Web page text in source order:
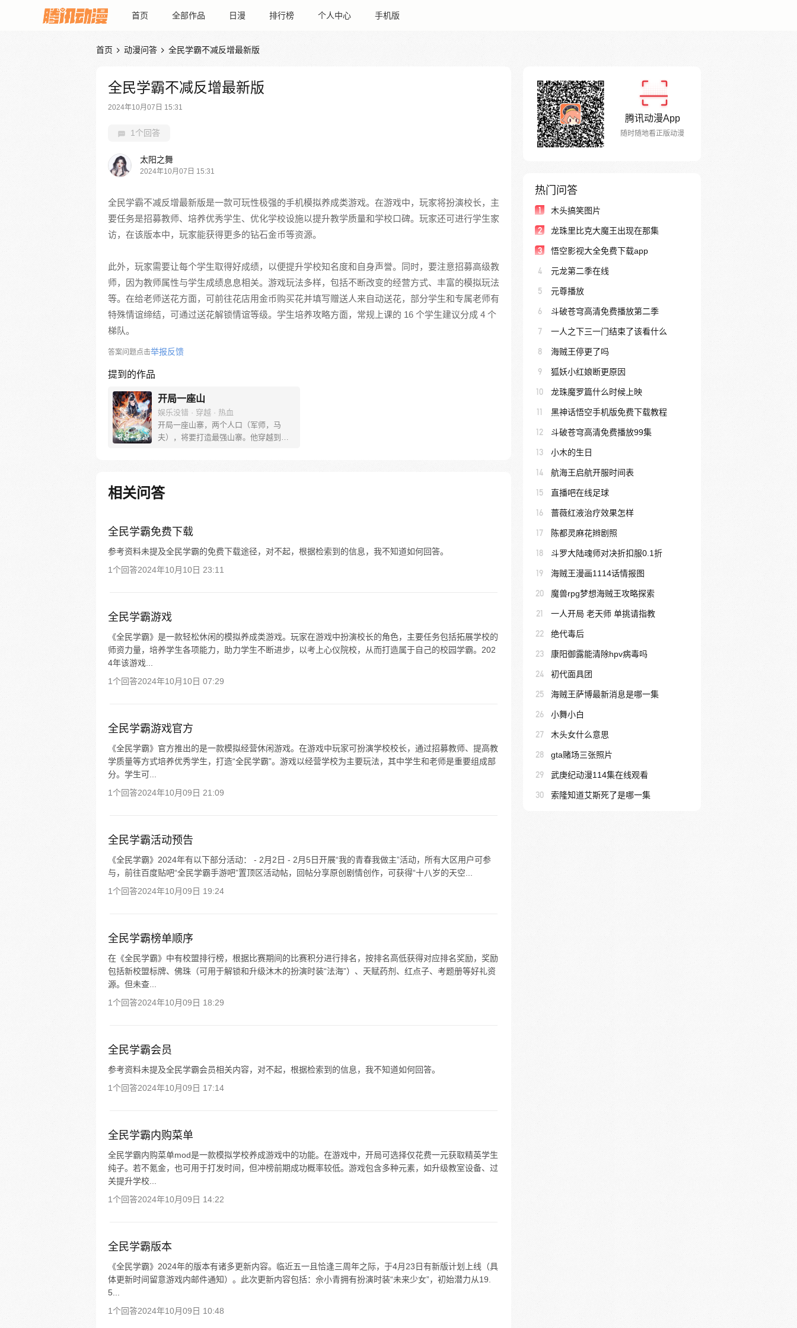
首页 全部作品 日漫 排行榜 个人中心 手机版
首页  动漫问答  全民学霸不减反增最新版
全民学霸不减反增最新版
2024年10月07日 15:31
1个回答
太阳之舞
2024年10月07日 15:31
全民学霸不减反增最新版是一款可玩性极强的手机模拟养成类游戏。在游戏中，玩家将扮演校长，主
要任务是招募教师、培养优秀学生、优化学校设施以提升教学质量和学校口碑。玩家还可进行学生家
访，在该版本中，玩家能获得更多的钻石金币等资源。
此外，玩家需要让每个学生取得好成绩，以便提升学校知名度和自身声誉。同时，要注意招募高级教
师，因为教师属性与学生成绩息息相关。游戏玩法多样，包括不断改变的经营方式、丰富的模拟玩法
等。在给老师送花方面，可前往花店用金币购买花并填写赠送人来自动送花，部分学生和专属老师有
特殊情谊缔结，可通过送花解锁情谊等级。学生培养攻略方面，常规上课的 16 个学生建议分成 4 个
梯队。
答案问题点击举报反馈
提到的作品
开局一座山
娱乐没错 · 穿越 · 热血
开局一座山寨，两个人口（军师，马
夫），将要打造最强山寨。他穿越到乱
血，交锋世上英雄，搏一个名震古今，
问一声：王侯将相，宁有种乎！
相关问答
全民学霸免费下载
参考资料未提及全民学霸的免费下载途径，对不起，根据检索到的信息，我不知道如何回答。
1个回答2024年10月10日 23:11
全民学霸游戏
《全民学霸》是一款轻松休闲的模拟养成类游戏。玩家在游戏中扮演校长的角色，主要任务包括拓展学校的
师资力量，培养学生各项能力，助力学生不断进步，以考上心仪院校，从而打造属于自己的校园学霸。202
4年该游戏...
1个回答2024年10月10日 07:29
全民学霸游戏官方
《全民学霸》官方推出的是一款模拟经营休闲游戏。在游戏中玩家可扮演学校校长，通过招募教师、提高教
学质量等方式培养优秀学生，打造“全民学霸”。游戏以经营学校为主要玩法，其中学生和老师是重要组成部
分。学生可...
1个回答2024年10月09日 21:09
全民学霸活动预告
《全民学霸》2024年有以下部分活动： - 2月2日 - 2月5日开展“我的青春我做主”活动，所有大区用户可参
与，前往百度贴吧“全民学霸手游吧”置顶区活动帖，回帖分享原创剧情创作，可获得“十八岁的天空...
1个回答2024年10月09日 19:24
全民学霸榜单顺序
在《全民学霸》中有校盟排行榜，根据比赛期间的比赛积分进行排名，按排名高低获得对应排名奖励，奖励
包括新校盟标牌、佛珠（可用于解锁和升级沐木的扮演时装“法海”）、天赋药剂、红点子、考题册等好礼资
源。但未查...
1个回答2024年10月09日 18:29
全民学霸会员
参考资料未提及全民学霸会员相关内容，对不起，根据检索到的信息，我不知道如何回答。
1个回答2024年10月09日 17:14
全民学霸内购菜单
全民学霸内购菜单mod是一款模拟学校养成游戏中的功能。在游戏中，开局可选择仅花费一元获取精英学生
纯子。若不氪金，也可用于打发时间，但冲榜前期成功概率较低。游戏包含多种元素，如升级教室设备、过
关提升学校...
1个回答2024年10月09日 14:22
全民学霸版本
《全民学霸》2024年的版本有诸多更新内容。临近五一且恰逢三周年之际，于4月23日有新版计划上线（具
体更新时间留意游戏内邮件通知）。此次更新内容包括：佘小青拥有扮演时装“未来少女”，初始潜力从19.
5...
1个回答2024年10月09日 10:48
腾讯动漫App
随时随地看正版动漫
热门问答
1 木头搞笑图片
2 龙珠里比克大魔王出现在那集
3 悟空影视大全免费下载app
4 元龙第二季在线
5 元尊播放
6 斗破苍穹高清免费播放第二季
7 一人之下三一门结束了该看什么
8 海贼王停更了吗
9 狐妖小红娘断更原因
10 龙珠魔罗篇什么时候上映
11 黑神话悟空手机版免费下载教程
12 斗破苍穹高清免费播放99集
13 小木的生日
14 航海王启航开服时间表
15 直播吧在线足球
16 蔷薇红液治疗效果怎样
17 陈都灵麻花辫剧照
18 斗罗大陆魂师对决折扣服0.1折
19 海贼王漫画1114话情报图
20 魔兽rpg梦想海贼王攻略探索
21 一人开局 老天师 单挑请指教
22 绝代毒后
23 康阳御露能清除hpv病毒吗
24 初代面具团
25 海贼王萨博最新消息是哪一集
26 小舞小白
27 木头女什么意思
28 gta赌场三张照片
29 武庚纪动漫114集在线观看
30 索隆知道艾斯死了是哪一集